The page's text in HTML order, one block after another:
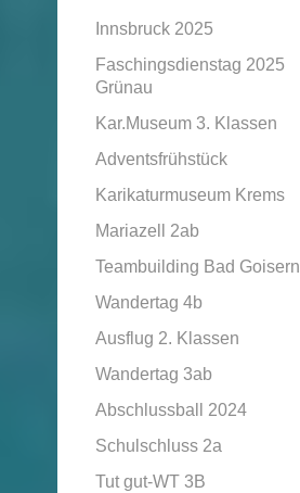
Innsbruck 2025
Faschingsdienstag 2025
Grünau
Kar.Museum 3. Klassen
Adventsfrühstück
Karikaturmuseum Krems
Mariazell 2ab
Teambuilding Bad Goisern
Wandertag 4b
Ausflug 2. Klassen
Wandertag 3ab
Abschlussball 2024
Schulschluss 2a
Tut gut-WT 3B